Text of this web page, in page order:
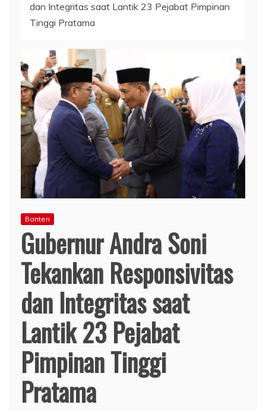
dan Integritas saat Lantik 23 Pejabat Pimpinan
Tinggi Pratama
Banten
Gubernur Andra Soni
Tekankan Responsivitas
dan Integritas saat
Lantik 23 Pejabat
Pimpinan Tinggi
Pratama